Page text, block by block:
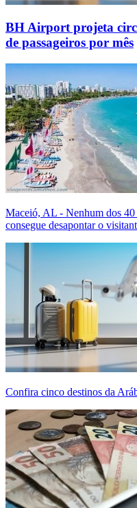
BH Airport projeta
de passageiros por mês
Maceió, AL - Nenhum dos
consegue desapontar o
Confira cinco destinos da